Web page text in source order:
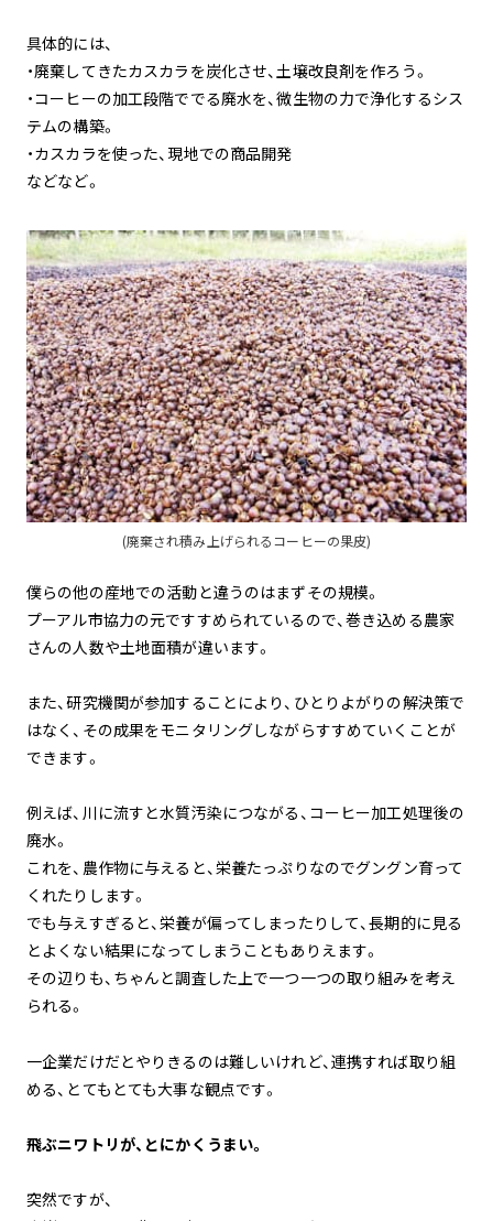
具体的には、
・廃棄してきたカスカラを炭化させ、土壌改良剤を作ろう。
・コーヒーの加工段階ででる廃水を、微生物の力で浄化するシス
テムの構築。
・カスカラを使った、現地での商品開発
などなど。
(廃棄され積み上げられるコーヒーの果皮)
僕らの他の産地での活動と違うのはまずその規模。
プーアル市協力の元ですすめられているので、巻き込める農家
さんの人数や土地面積が違います。
また、研究機関が参加することにより、ひとりよがりの解決策で
はなく、その成果をモニタリングしながらすすめていくことが
できます。
例えば、川に流すと水質汚染につながる、コーヒー加工処理後の
廃水。
これを、農作物に与えると、栄養たっぷりなのでグングン育って
くれたりします。
でも与えすぎると、栄養が偏ってしまったりして、長期的に見る
とよくない結果になってしまうこともありえます。
その辺りも、ちゃんと調査した上で一つ一つの取り組みを考え
られる。
一企業だけだとやりきるのは難しいけれど、連携すれば取り組
める、とてもとても大事な観点です。
飛ぶニワトリが、とにかくうまい。
突然ですが、